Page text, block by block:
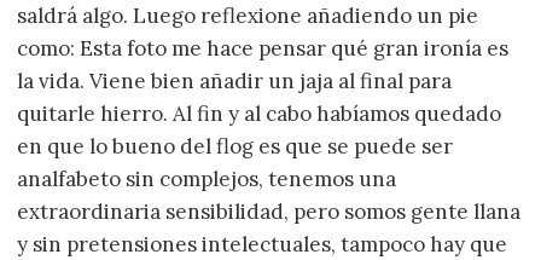
saldrá algo. Luego reflexione añadiendo un pie
como: Esta foto me hace pensar qué gran ironía es
la vida. Viene bien añadir un jaja al final para
quitarle hierro. Al fin y al cabo habíamos quedado
en que lo bueno del flog es que se puede ser
analfabeto sin complejos, tenemos una
extraordinaria sensibilidad, pero somos gente llana
y sin pretensiones intelectuales, tampoco hay que